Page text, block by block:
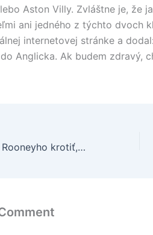
Aston Villy. Zvláštne je, že
ani jedného z týchto dvoch
internetovej stránke a
Anglicka. Ak budem zdravý,
Capello nebude Rooneyho krotiť, Owen má dvere otvorené